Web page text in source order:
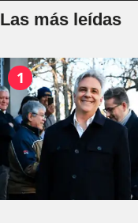
Las más leídas
1